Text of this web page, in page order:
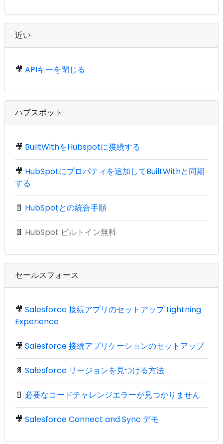
近い
🎥 APIキーを閉じる
ハブスポット
🎥 BuiltWithをHubspotに接続する
🎥 HubSpotにプロパティを追加してBuiltWithと同期
する
📄 HubSpotとの統合手順
📄 HubSpot ビルトイン無料
セールスフォース
🎥 Salesforce 接続アプリのセットアップ Lightning
Experience
🎥 Salesforce 接続アプリケーションのセットアップ
📄 Salesforce リージョンを見つける方法
📄 必要なコードチャレンジエラーが見つかりません
🎥 Salesforce Connect and Sync デモ